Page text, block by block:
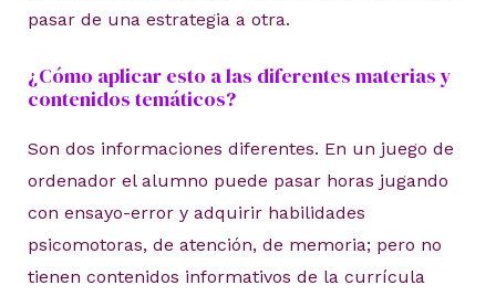
pasar de una estrategia a otra.
¿Cómo aplicar esto a las diferentes materias y
contenidos temáticos?
Son dos informaciones diferentes. En un juego de
ordenador el alumno puede pasar horas jugando
con ensayo-error y adquirir habilidades
psicomotoras, de atención, de memoria; pero no
tienen contenidos informativos de la currícula